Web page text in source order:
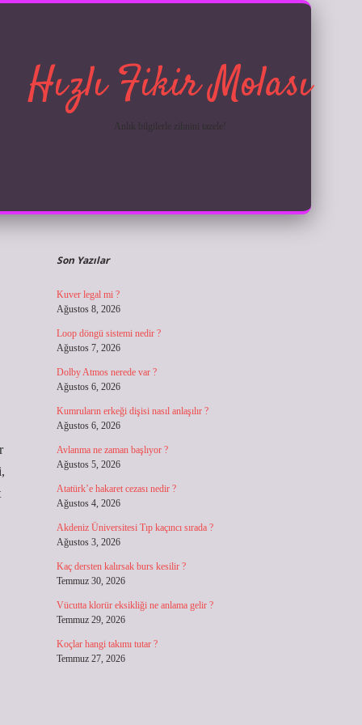
Hızlı Fikir Molası
Anlık bilgilerle zihnini tazele!
Sidebar
Son Yazılar
Kuver legal mi ?
Ağustos 8, 2026
Loop döngü sistemi nedir ?
Ağustos 7, 2026
Dolby Atmos nerede var ?
Ağustos 6, 2026
Kumruların erkeği dişisi nasıl anlaşılır ?
Ağustos 6, 2026
Avlanma ne zaman başlıyor ?
Ağustos 5, 2026
Atatürk’e hakaret cezası nedir ?
Ağustos 4, 2026
Akdeniz Üniversitesi Tıp kaçıncı sırada ?
Ağustos 3, 2026
Kaç dersten kalırsak burs kesilir ?
Temmuz 30, 2026
Vücutta klorür eksikliği ne anlama gelir ?
Temmuz 29, 2026
Koçlar hangi takımı tutar ?
Temmuz 27, 2026